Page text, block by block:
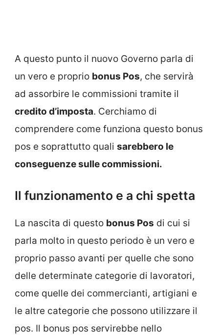
A questo punto il nuovo Governo parla di
un vero e proprio bonus Pos, che servirà
ad assorbire le commissioni tramite il
credito d’imposta. Cerchiamo di
comprendere come funziona questo bonus
pos e soprattutto quali sarebbero le
conseguenze sulle commissioni.
Il funzionamento e a chi spetta
La nascita di questo bonus Pos di cui si
parla molto in questo periodo è un vero e
proprio passo avanti per quelle che sono
delle determinate categorie di lavoratori,
come quelle dei commercianti, artigiani e
le altre categorie che possono utilizzare il
pos. Il bonus pos servirebbe nello